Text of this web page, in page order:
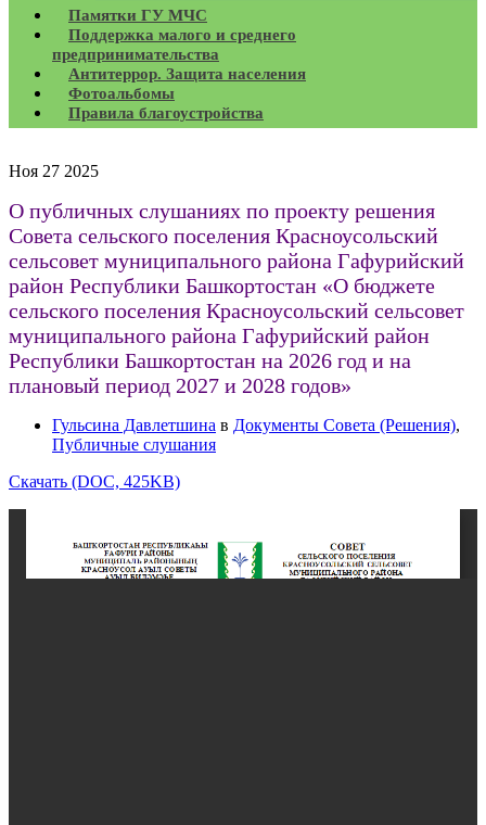
Памятки ГУ МЧС
Поддержка малого и среднего
предпринимательства
Антитеррор. Защита населения
Фотоальбомы
Правила благоустройства
Ноя 27 2025
О публичных слушаниях по проекту решения
Совета сельского поселения Красноусольский
сельсовет муниципального района Гафурийский
район Республики Башкортостан «О бюджете
сельского поселения Красноусольский сельсовет
муниципального района Гафурийский район
Республики Башкортостан на 2026 год и на
плановый период 2027 и 2028 годов»
Гульсина Давлетшина в Документы Совета (Решения),
Публичные слушания
Скачать (DOC, 425KB)